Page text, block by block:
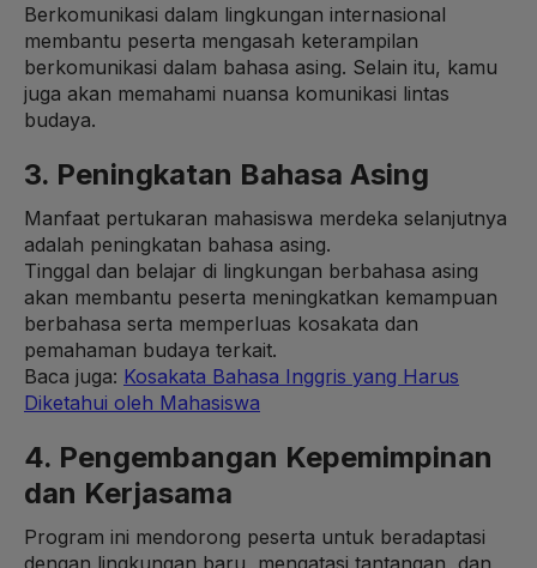
Berkomunikasi dalam lingkungan internasional
membantu peserta mengasah keterampilan
berkomunikasi dalam bahasa asing. Selain itu, kamu
juga akan memahami nuansa komunikasi lintas
budaya.
3. Peningkatan Bahasa Asing
Manfaat pertukaran mahasiswa merdeka selanjutnya
adalah peningkatan bahasa asing.
Tinggal dan belajar di lingkungan berbahasa asing
akan membantu peserta meningkatkan kemampuan
berbahasa serta memperluas kosakata dan
pemahaman budaya terkait.
Baca juga: Kosakata Bahasa Inggris yang Harus
Diketahui oleh Mahasiswa
4. Pengembangan Kepemimpinan
dan Kerjasama
Program ini mendorong peserta untuk beradaptasi
dengan lingkungan baru, mengatasi tantangan, dan